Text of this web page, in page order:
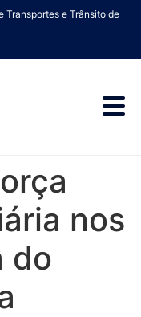
Transportes e Trânsito de
nos
do